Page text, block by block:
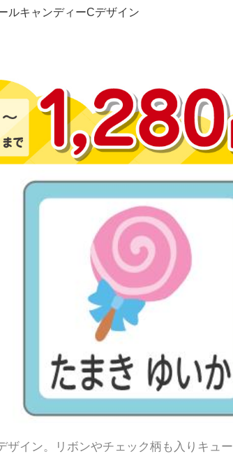
お問い合わせ
会員登録
ルキャンディーCデザイン
イン。リボンやチェック柄も入りキュー